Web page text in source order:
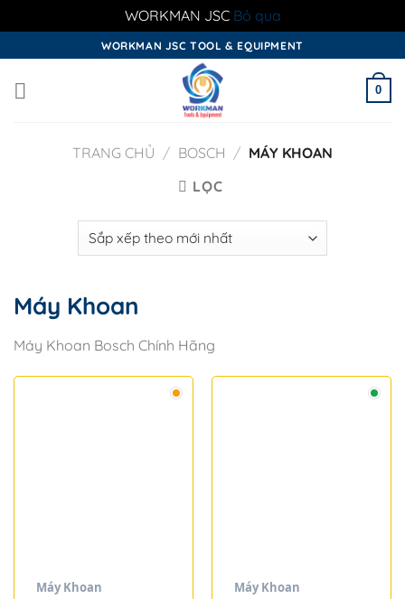
WORKMAN JSC Bỏ qua
to
content
WORKMAN JSC TOOL & EQUIPMENT
0
TRANG CHỦ / BOSCH / MÁY KHOAN
LỌC
Máy Khoan
Máy Khoan Bosch Chính Hãng
Máy Khoan Máy Khoan